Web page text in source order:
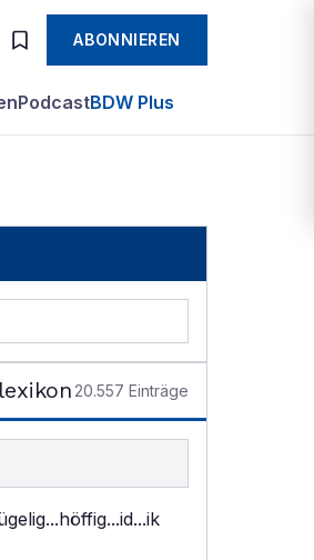
ABONNIEREN
PodcastBDW Plus
20.557 Einträge
...höffig...id...ik